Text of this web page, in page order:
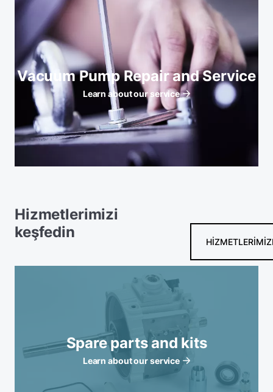
Vacuum Pump Repair and Service
Learn about our service
Hizmetlerimizi
keşfedin
Spare parts and kits
Learn about our service